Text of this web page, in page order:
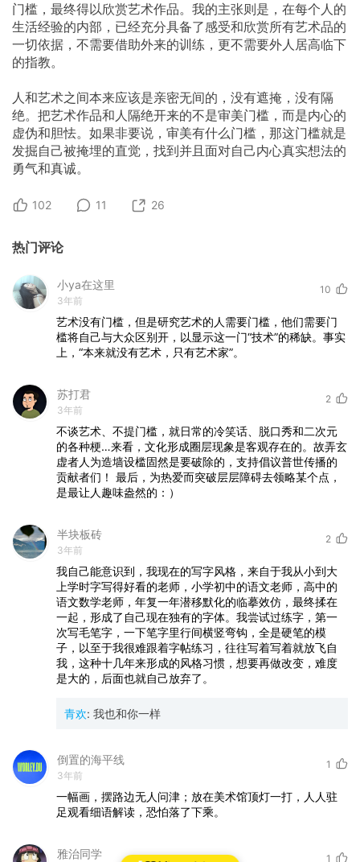
门槛，最终得以欣赏艺术作品。我的主张则是，在每个人的
生活经验的内部，已经充分具备了感受和欣赏所有艺术品的
一切依据，不需要借助外来的训练，更不需要外人居高临下
的指教。
人和艺术之间本来应该是亲密无间的，没有遮掩，没有隔
绝。把艺术作品和人隔绝开来的不是审美门槛，而是内心的
虚伪和胆怯。如果非要说，审美有什么门槛，那这门槛就是
发掘自己被掩埋的直觉，找到并且面对自己内心真实想法的
勇气和真诚。
102 11 26
热门评论
小ya在这里
3年前
10
艺术没有门槛，但是研究艺术的人需要门槛，他们需要门
槛将自己与大众区别开，以显示这一门“技术”的稀缺。事实
上，“本来就没有艺术，只有艺术家”。
苏打君
3年前
2
不谈艺术、不提门槛，就日常的冷笑话、脱口秀和二次元
的各种梗…来看，文化形成圈层现象是客观存在的。故弄玄
虚者人为造墙设槛固然是要破除的，支持倡议普世传播的
贡献者们！ 最后，为热爱而突破层层障碍去领略某个点，
是最让人趣味盎然的：）
半块板砖
3年前
2
我自己能意识到，我现在的写字风格，来自于我从小到大
上学时字写得好看的老师，小学初中的语文老师，高中的
语文数学老师，年复一年潜移默化的临摹效仿，最终揉在
一起，形成了自己现在独有的字体。我尝试过练字，第一
次写毛笔字，一下笔字里行间横竖弯钩，全是硬笔的模
子，以至于我很难跟着字帖练习，往往写着写着就放飞自
我，这种十几年来形成的风格习惯，想要再做改变，难度
是大的，后面也就自己放弃了。
青欢: 我也和你一样
倒置的海平线
3年前
1
一幅画，摆路边无人问津；放在美术馆顶灯一打，人人驻
足观看细语解读，恐怕落了下乘。
雅治同学 1